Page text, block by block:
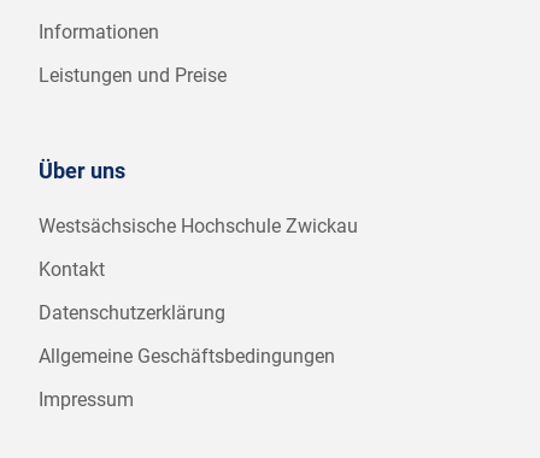
Informationen
Leistungen und Preise
Über uns
Westsächsische Hochschule Zwickau
Kontakt
Datenschutzerklärung
Allgemeine Geschäftsbedingungen
Impressum